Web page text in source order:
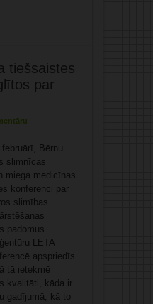
tiešsaistes
par
Bērnu
slimnīcas
miega medicīnas
konferenci par
slimības
padomus
LETA
apspriedīs
tā ietekmē
kvalitāti, kāda ir
gadījumā, kā to